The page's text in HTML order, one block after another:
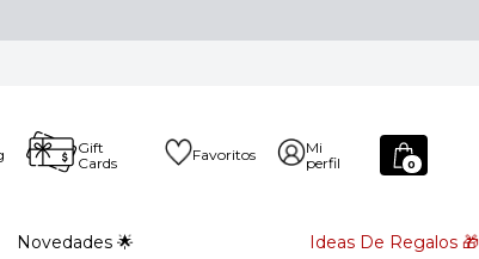
Gift
Cards
Favoritos
Mi
perfil
0
Novedades 🌟 Ideas De Regalos 🎁